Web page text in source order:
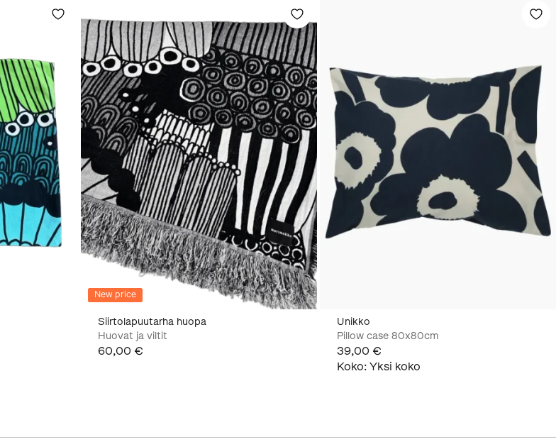
New price
Siirtolapuutarha huopa
Huovat ja viltit
60,00 €
Unikko
Pillow case 80x80cm
39,00 €
Koko: Yksi koko